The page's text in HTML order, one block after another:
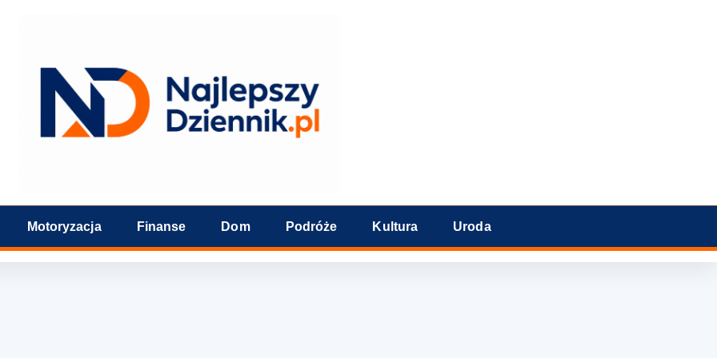
Motoryzacja Finanse Dom Podróże Kultura Uroda